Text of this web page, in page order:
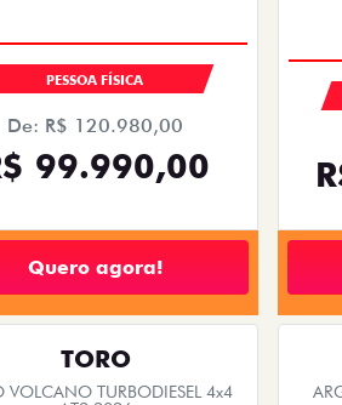
EMPLACAMENTO GRÁTIS
PESSOA FÍSICA
De: R$ 110.980,00
R$ 99.990,00